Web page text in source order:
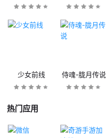
少女前线 侍魂-胧月传说
热门应用